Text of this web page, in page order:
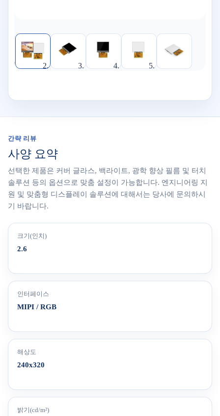
간략 리뷰
사양 요약
선택한 제품은 커버 글라스, 백라이트, 광학 향상 필름 및 터치
솔루션 등의 옵션으로 맞춤 설정이 가능합니다. 엔지니어링 지
원 및 맞춤형 디스플레이 솔루션에 대해서는 당사에 문의하시
기 바랍니다.
크기(인치)
2.6
인터페이스
MIPI / RGB
해상도
240x320
밝기(cd/m²)